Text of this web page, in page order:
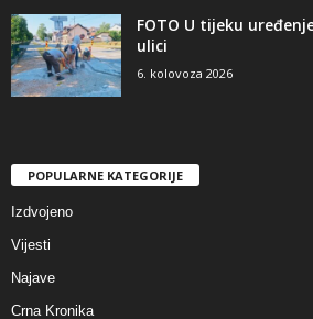
FOTO U tijeku
ulici
6. kolovoza 2026
POPULARNE KATEGORIJE
Izdvojeno
Vijesti
Najave
Crna Kronika